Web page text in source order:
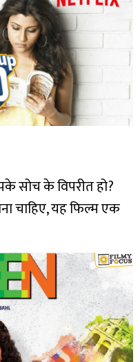
सोच के विपरीत हो?
चाहिए, यह फिल्म एक